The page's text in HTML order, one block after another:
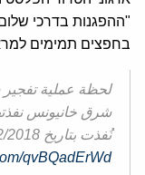
"ההפגנות בדרכי
בחפצים תמימים
لحظة عملية
شرق خانيونس
نُفذت بتاريخ 17/2/2018
qvBQadErWd